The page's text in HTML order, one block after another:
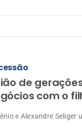
de
com o
e Alexandre Seliger